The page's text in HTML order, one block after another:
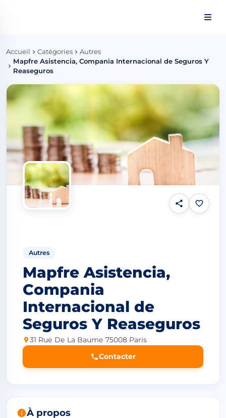
Accueil Catégories
Autres
Mapfre Asistencia, Compania Internacional de Seguros Y
Reaseguros
Autres
Mapfre Asistencia,
Compania
Internacional de
Seguros Y Reaseguros
31 Rue De La Baume 75008 Paris
Contacter
À propos